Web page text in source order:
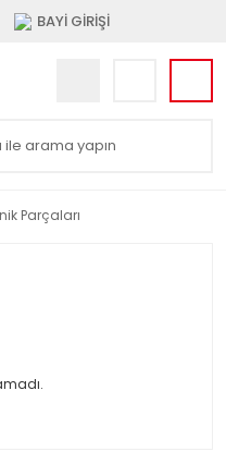
BAYİ GİRİŞİ
Parçaları